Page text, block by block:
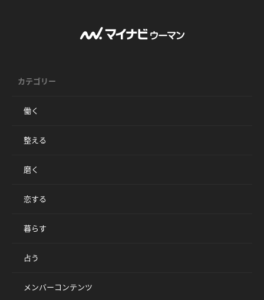
カテゴリー
働く
整える
磨く
恋する
暮らす
占う
メンバーコンテンツ